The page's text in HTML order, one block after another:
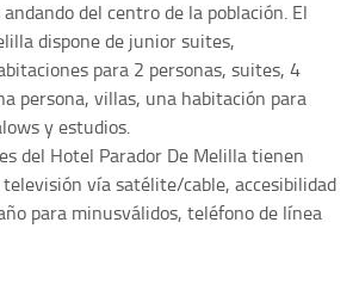
del centro de la población. El
dispone de junior suites,
para 2 personas, suites, 4
persona, villas, una habitación para
y estudios.
del Hotel Parador De Melilla tienen
vía satélite/cable, accesibilidad
para minusválidos, teléfono de línea